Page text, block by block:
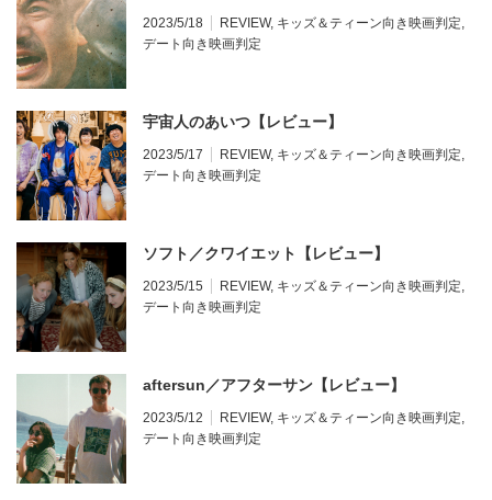
2023/5/18 REVIEW, キッズ＆ティーン向き映画判定
デート向き映画判定
宇宙人のあいつ【レビュー】
2023/5/17 REVIEW, キッズ＆ティーン向き映画判定
デート向き映画判定
ソフト／クワイエット【レビュー】
2023/5/15 REVIEW, キッズ＆ティーン向き映画判定
デート向き映画判定
aftersun／アフターサン【レビュー】
2023/5/12 REVIEW, キッズ＆ティーン向き映画判定
デート向き映画判定